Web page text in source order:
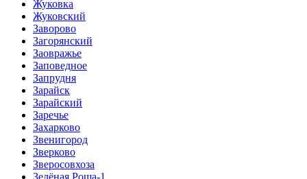
Жуковка
Жуковский
Заворово
Загорянский
Заовражье
Заповедное
Запрудня
Зарайск
Зарайский
Заречье
Захарково
Звенигород
Зверково
Зверосовхоза